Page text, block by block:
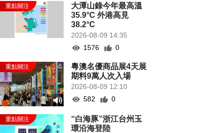
大潭山錄今年最高溫
35.9°C 外港高見
38.2°C
2026-08-09 14:35
1576
0
粵澳名優商品展4天展
期料9萬人次入場
2026-08-09 12:10
582
0
“白海豚”浙江台州玉
環沿海登陸